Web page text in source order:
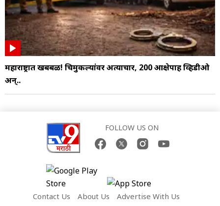
महाराष्ट्रात खबबळ! चिमुकल्यांवर अत्याचार, 200 आक्षेपार्ह व्हिडीओ
अन्..
FOLLOW US ON
Contact Us About Us Advertise With Us